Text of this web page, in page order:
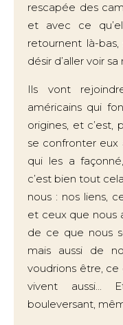
rescapée des
et avec ce
retournent là-
désir d’aller voir sa
Ils vont
américains qui
origines, et c’est,
se confronter eux
qui les a
c’est bien tout
nous : nos liens,
et ceux que nous
de ce que nous
mais aussi de
voudrions être, ce
vivent aussi...
bouleversant,